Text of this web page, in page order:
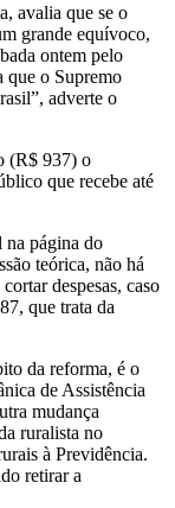
avalia que se o
grande equívoco,
ontem pelo
que o Supremo
adverte o
(R$ 937) o
que recebe até
página do
teórica, não há
despesas, caso
que trata da
da reforma, é o
de Assistência
mudança
ruralista no
à Previdência.
retirar a